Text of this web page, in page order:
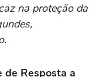
na proteção da
de Resposta a